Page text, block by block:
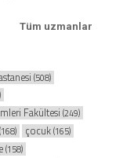
Tüm uzmanlar
(508)
Fakültesi (249)
(168) çocuk(165)
(158)